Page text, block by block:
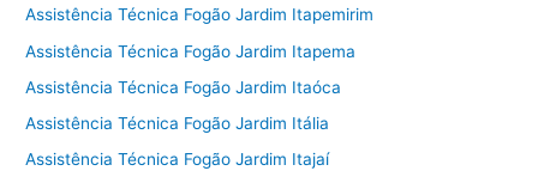
Assistência Técnica Fogão Jardim Itapemirim
Assistência Técnica Fogão Jardim Itapema
Assistência Técnica Fogão Jardim Itaóca
Assistência Técnica Fogão Jardim Itália
Assistência Técnica Fogão Jardim Itajaí